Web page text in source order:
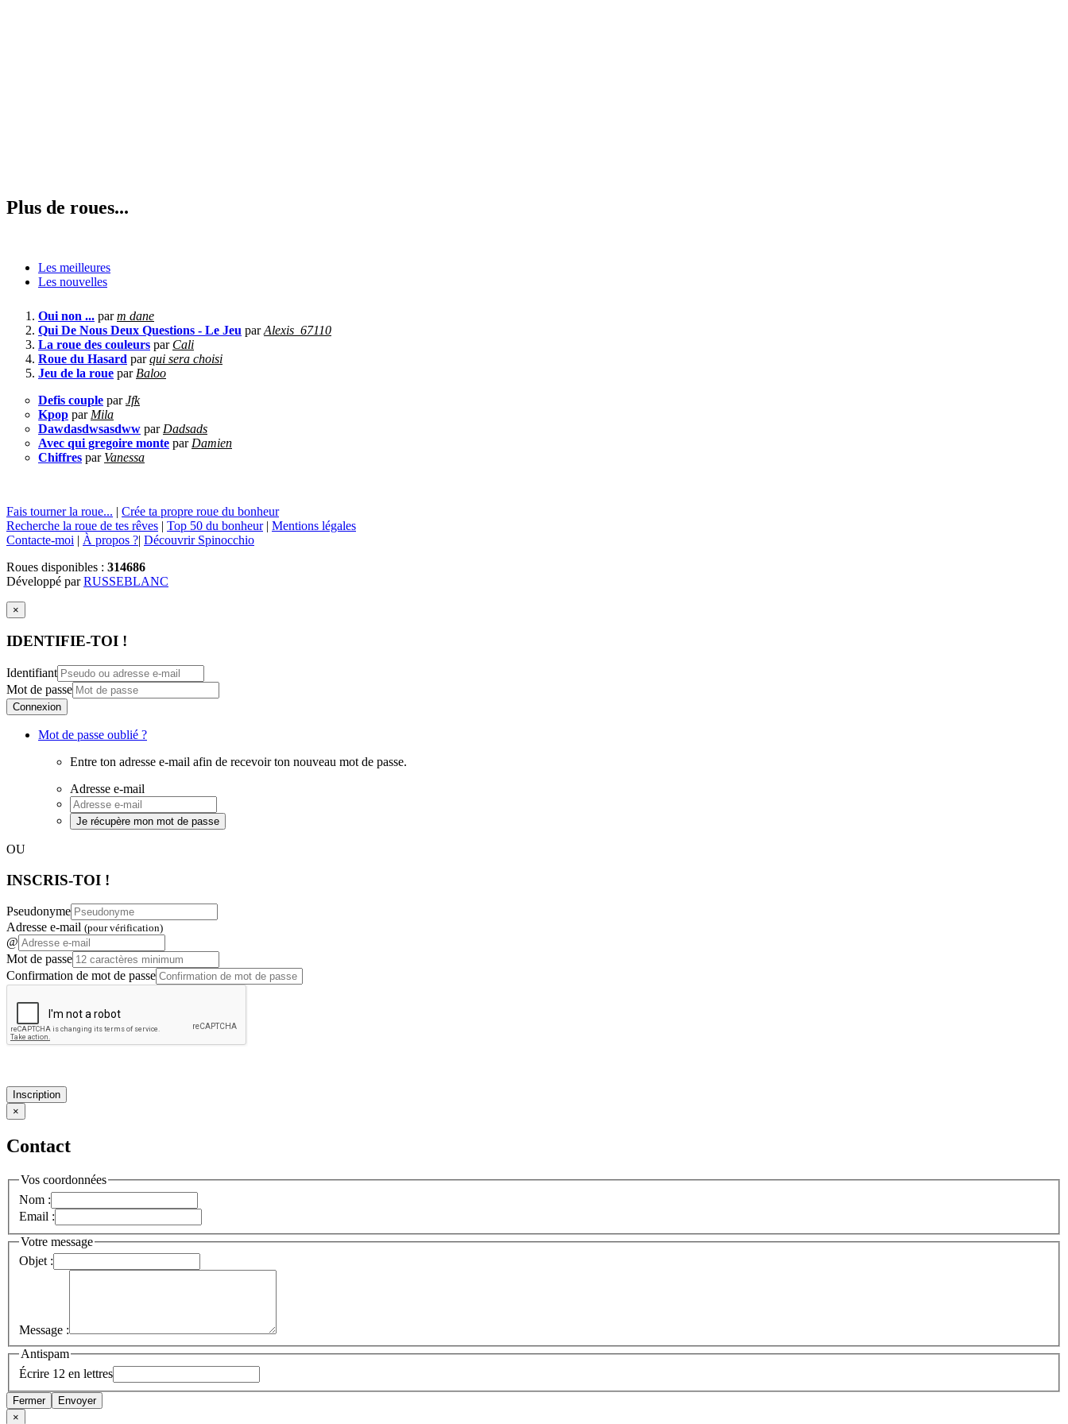
Plus de roues...
Les meilleures
Les nouvelles
Oui non ... parm dane
Qui De Nous Deux Questions - Le Jeu parAlexis_67110
La roue des couleurs par Cali
Roue du Hasard parqui sera choisi
Jeu de la roue par Baloo
Defis couple parJfk
Kpop par Mila
Dawdasdwsasdww par Dadsads
Avec qui gregoire monte par Damien
Chiffres par Vanessa
Fais tourner la roue... | Crée ta propre roue du bonheur
Recherche la roue de tes rêves | Top 50 du bonheur| Mentions légales
Contacte-moi | À propos ?| Découvrir Spinocchio
Roues disponibles : 314686
Développé parRUSSEBLANC
×
IDENTIFIE-TOI !
Identifiant
Mot de passe
Connexion
Mot de passe oublié ?
Entre ton adresse e-mail afin de recevoir ton nouveau mot de passe.
Adresse e-mail
Je récupère mon mot de passe
OU
INSCRIS-TOI !
Pseudonyme
Adresse e-mail (pour vérification)
@
Mot de passe
Confirmation de mot de passe
Inscription
×
Contact
Vos coordonnées
Nom :
Email :
Votre message
Objet :
Message :
Antispam
Écrire 12 en lettres
Fermer
Envoyer
×